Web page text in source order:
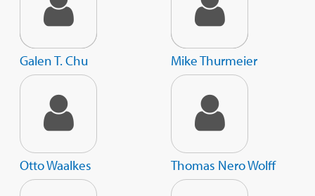
Galen T. Chu Mike Thurmeier
Otto Waalkes Thomas Nero Wolff